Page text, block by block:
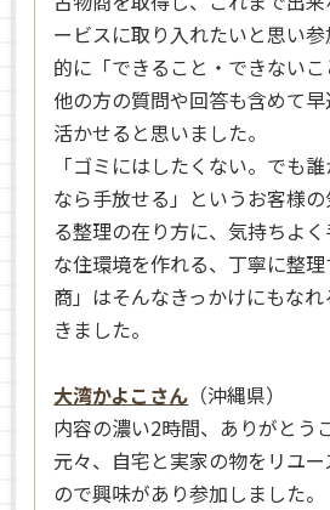
ービスに取り入れたいと思い
的に「できること・できないこ
他の方の質問や回答も含めて
活かせると思いました。
「ゴミにはしたくない。でも
なら手放せる」というお客様
る整理の在り方に、気持ちよ
な住環境を作れる、丁寧に整
商」はそんなきっかけにもな
きました。
大湾かよこさん （沖縄県）
内容の濃い2時間、ありがとう
元々、自宅と実家の物をリユ
ので興味があり参加しました。